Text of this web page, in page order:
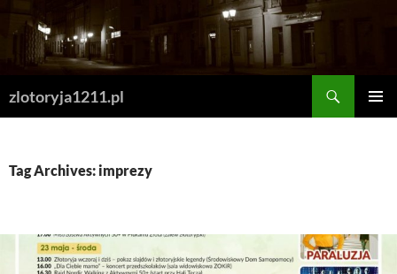
Skip
content
zlotoryja1211.pl
Tag Archives: imprezy